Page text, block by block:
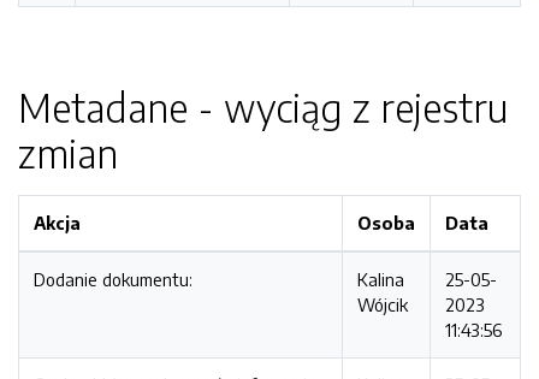
Metadane - wyciąg z rejestru
zmian
Akcja Osoba Data
Dodanie dokumentu:
Kalina
Wójcik
25-05-
2023
11:43:56